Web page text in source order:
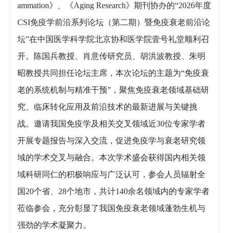
ammation》、《Aging Research》期刊协办的“2026年度
CSI免疫学前沿系列论坛（第二期）暨免疫衰老前沿论
坛”在中国医学科学院北京协和医学院壹号礼堂顺利召
开。陈国兵教授、肖意传研究员、胡洪波教授、朱明
昭教授共同担任论坛主席，本次论坛的主题为“免疫衰
老的系统机制与精准干预”，聚焦免疫衰老领域基础研
究、临床转化应用及前沿技术的最新进展与关键挑
战。邀请我国免疫学及相关交叉领域近30位专家学者
开展专题报告与深入交流，促进免疫学与衰老研究领
域的学术交叉与融合。本次学术盛会获得国内相关领
域科研同仁的积极响应与广泛认可，参会人员辐射全
国20个省、28个地市，共计140余名领域内的专家学者
莅临参会，充分彰显了我国免疫衰老领域蓬勃生机与
强劲的学术凝聚力。